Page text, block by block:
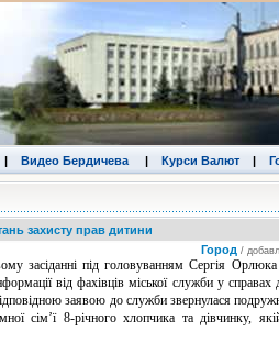
| Видео Бердичева | Курси Валют |
захисту прав дитини
Город /
засіданні під головуванням Сергія Орлюка
від фахівців міської служби у
заявою до служби звернулася
сім’ї 8-річного хлопчика та дівчинку,